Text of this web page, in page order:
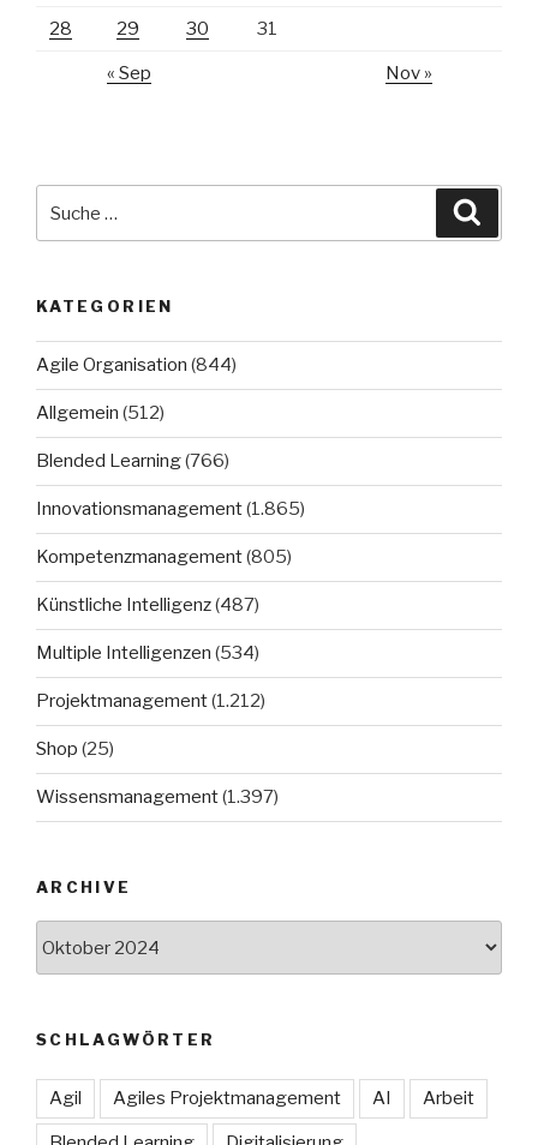
28 29 30 31
« Sep Nov »
KATEGORIEN
Agile Organisation (844)
Allgemein (512)
Blended Learning(766)
Innovationsmanagement(1.865)
Kompetenzmanagement(805)
Künstliche Intelligenz(487)
Multiple Intelligenzen (534)
Projektmanagement(1.212)
Shop (25)
Wissensmanagement(1.397)
ARCHIVE
SCHLAGWÖRTER
Agil Agiles Projektmanagement AI Arbeit